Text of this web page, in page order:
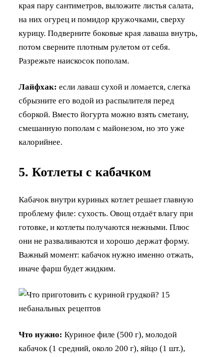
края пару сантиметров, выложите листья салата,
на них огурец и помидор кружочками, сверху
курицу. Подверните боковые края лаваша внутрь,
потом сверните плотным рулетом от себя.
Разрежьте наискосок пополам.
Лайфхак: если лаваш сухой и ломается, слегка
сбрызните его водой из распылителя перед
сборкой. Вместо йогурта можно взять сметану,
смешанную пополам с майонезом, но это уже
калорийнее.
5. Котлеты с кабачком
Кабачок внутри куриных котлет решает главную
проблему филе: сухость. Овощ отдаёт влагу при
готовке, и котлеты получаются нежными. Плюс
они не разваливаются и хорошо держат форму.
Важный момент: кабачок нужно именно отжать,
иначе фарш будет жидким.
Что нужно: Куриное филе (500 г), молодой
кабачок (1 средний, около 200 г), яйцо (1 шт.),